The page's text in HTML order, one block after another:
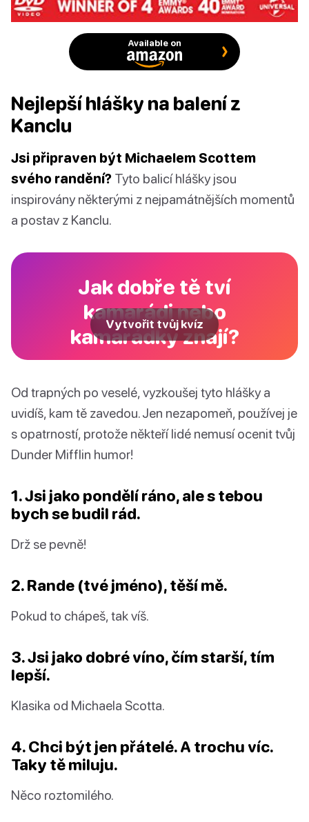
Available on
Nejlepší hlášky na balení z
Kanclu
Jsi připraven být Michaelem Scottem
svého randění? Tyto balicí hlášky jsou
inspirovány některými z nejpamátnějších momentů
a postav z Kanclu.
Jak dobře tě tví
kamarádi nebo
kamarádky znají?
Vytvořit tvůj kvíz
Od trapných po veselé, vyzkoušej tyto hlášky a
uvidíš, kam tě zavedou. Jen nezapomeň, používej je
s opatrností, protože někteří lidé nemusí ocenit tvůj
Dunder Mifflin humor!
1. Jsi jako pondělí ráno, ale s tebou
bych se budil rád.
Drž se pevně!
2. Rande (tvé jméno), těší mě.
Pokud to chápeš, tak víš.
3. Jsi jako dobré víno, čím starší, tím
lepší.
Klasika od Michaela Scotta.
4. Chci být jen přátelé. A trochu víc.
Taky tě miluju.
Něco roztomilého.